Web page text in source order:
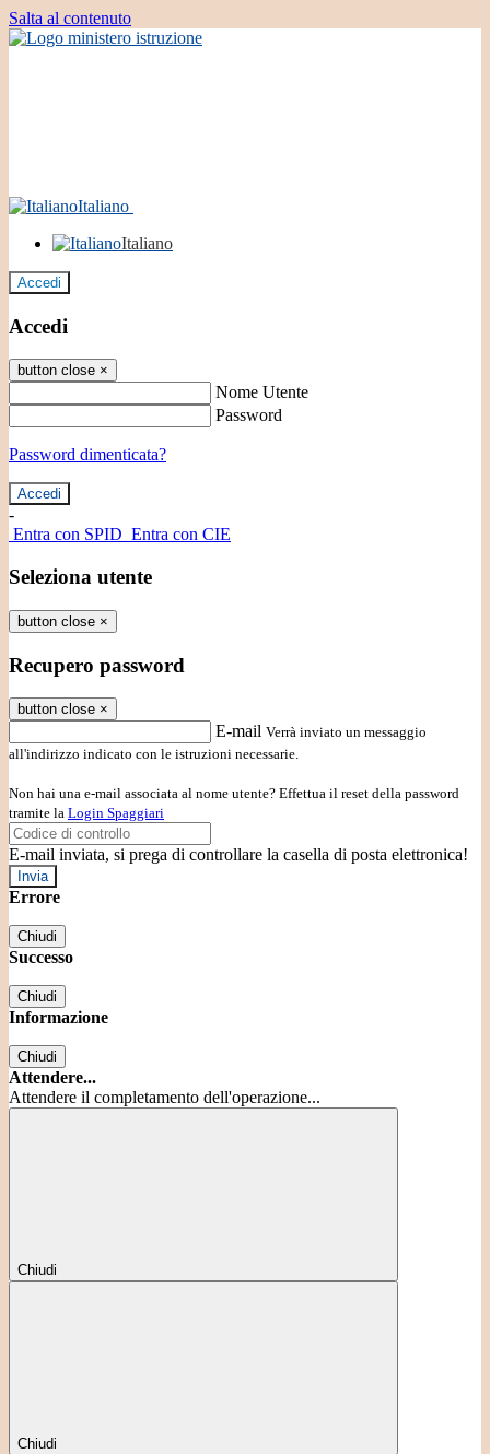
Salta al contenuto
Italiano
Italiano
Accedi
Accedi
button close ×
Nome Utente
Password
Password dimenticata?
-
Entra con SPID Entra con CIE
Seleziona utente
button close ×
Recupero password
button close ×
E-mail Verrà inviato un messaggio
all'indirizzo indicato con le istruzioni necessarie.
Non hai una e-mail associata al nome utente? Effettua il reset della password
tramite la Login Spaggiari
E-mail inviata, si prega di controllare la casella di posta elettronica!
Errore
Chiudi
Successo
Chiudi
Informazione
Chiudi
Attendere...
Attendere il completamento dell'operazione...
Chiudi
Chiudi